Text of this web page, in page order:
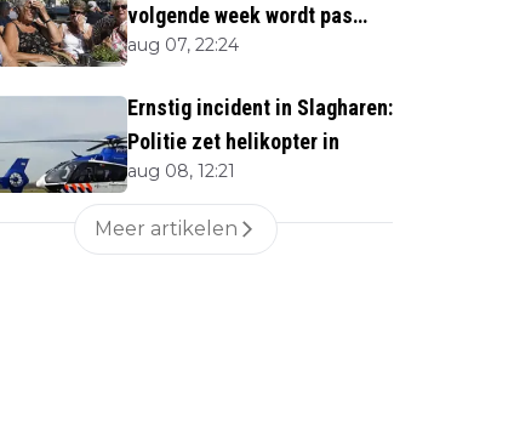
volgende week wordt pas
écht heet
aug 07, 22:24
Ernstig incident in Slagharen:
Politie zet helikopter in
aug 08, 12:21
Meer artikelen